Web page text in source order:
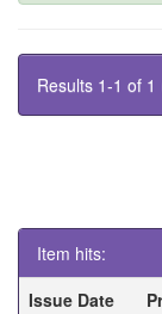
Results 1-1 of
Item hits:
Issue Date